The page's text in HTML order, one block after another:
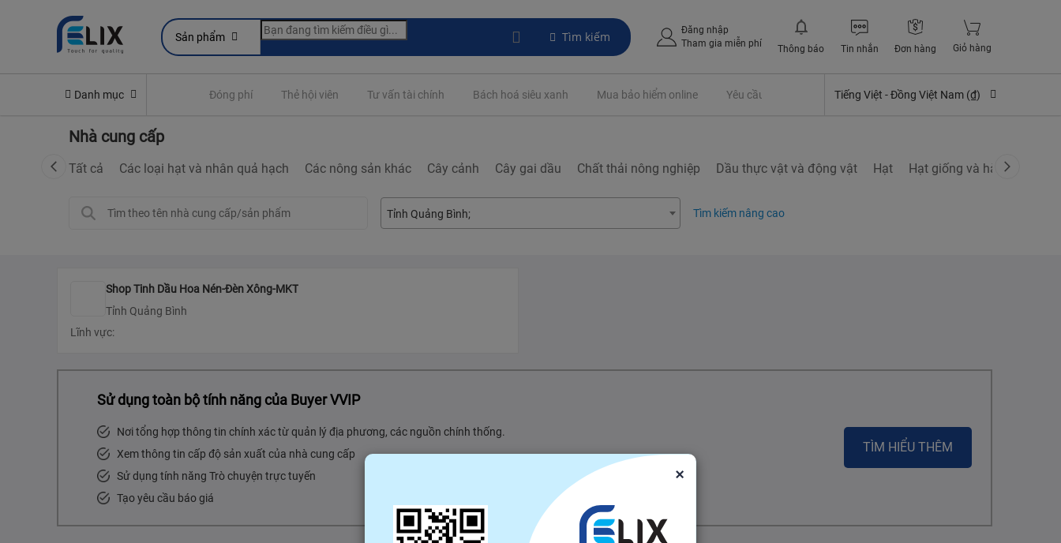
Sản phẩm Tìm kiếm
Đăng nhập
Tham gia miễn phí
Thông báo Tin nhắn Đơn hàng Giỏ hàng
Danh mục
Yêu cầu quyền lợi bảo hiểm Đóng phí Thẻ hội viên Tư vấn tài chính Bách hoá siêu xanh Mua bảo hiểm online Yêu cầu quyền lợi bảo hiểmTiếng Việt -Đồng Việt Nam (₫)
Nhà cung cấp
Tất cả Các loại hạt và nhân quả hạch Các nông sản khác Cây cảnh Cây gai dầu Chất thải nông nghiệp Dầu thực vật và động vật Hạt Hạt giống và hành củ
Tỉnh Quảng Bình Tìm kiếm nâng cao
Shop Tinh Dầu Hoa Nén-Đèn Xông-MKT
Tỉnh Quảng Bình
Lĩnh vực:
Sử dụng toàn bộ tính năng của Buyer VVIP
Nơi tổng hợp thông tin chính xác từ quản lý địa phương, các nguồn chính thống.
Xem thông tin cấp độ sản xuất của nhà cung cấp
Sử dụng tính năng Trò chuyện trực tuyến
Tạo yêu cầu báo giá
TÌM HIỂU THÊM
×